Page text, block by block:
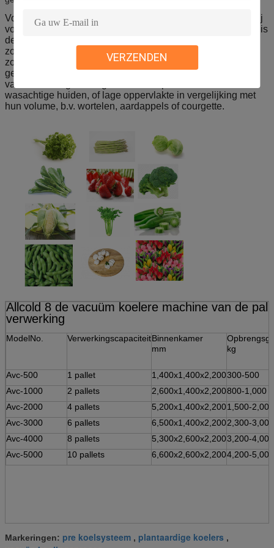
VERZENDEN
Voor vacuümkoeling om groenten te koelen snel, moeten zij
vochtigheid kunnen gemakkelijk verliezen. Om deze reden is
de vacuümkoeling zeer goed geschikt voor bladproducten,
zoals sla, Aziatische greens en silverbeet. De producten
zoals broccoli, selderie en suikermaïs kunnen ook worden
gekoeld effectief gebruikend deze methode. De
vacuümkoeling is niet geschikt voor producten met
wasachtige huiden, of lage oppervlakte in vergelijking met
hun volume, b.v. wortelen, aardappels of courgette.
Allcold 8 de vacuüm koelere machine van de
verwerking
ModelNo. VerwerkingscapaciteitBinnenkamer
mm
kg
Avc-500 1 pallet 1,400x1,400x2,200300-500
Avc-1000
2 pallets 2,600x1,400x2,200800-1,000
Avc-2000
4 pallets 5,200x1,400x2,2001,500-2,000
Avc-3000
6 pallets 6,500x1,400x2,2002,300-3,000
Avc-4000
8 pallets 5,300x2,600x2,2003,200-4,000
Avc-5000
10 pallets 6,600x2,600x2,2004,200-5,000
Markeringen: pre koelsysteem , plantaardige koelers ,